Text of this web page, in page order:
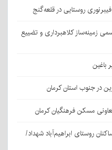
زمینه‌ساز کلاهبرداری و تضییع
در جنوب استان کرمان
مسکن فرهنگیان کرمان
روستای ابراهیم‌آباد شهداد/